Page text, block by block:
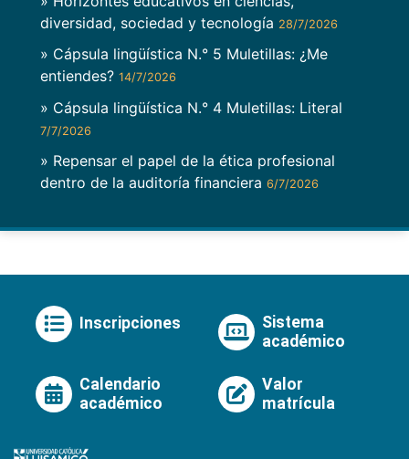
diversidad, sociedad y tecnología 28/7/2026
» Cápsula lingüística N.° 5 Muletillas: ¿Me
entiendes? 14/7/2026
» Cápsula lingüística N.° 4 Muletillas: Literal
7/7/2026
» Repensar el papel de la ética profesional
dentro de la auditoría financiera 6/7/2026
Inscripciones
Sistema
académico
Calendario
académico
Valor
matrícula